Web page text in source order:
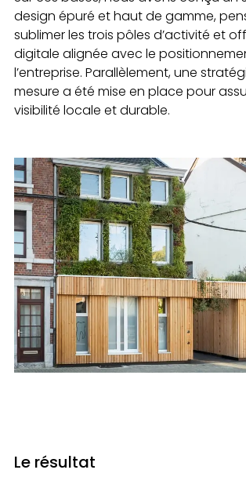
design épuré et haut de gamme,
sublimer les trois pôles d’activité et
digitale alignée avec le
l’entreprise. Parallèlement, une
mesure a été mise en place pour
visibilité locale et durable.
Le résultat